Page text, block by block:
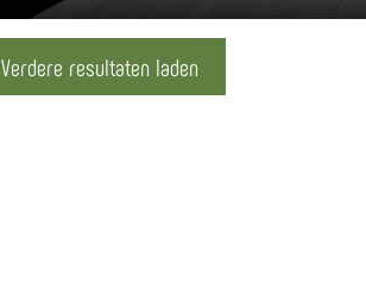
Verdere resultaten laden